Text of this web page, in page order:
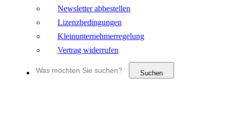
Newsletter abbestellen
Lizenzbedingungen
Kleinunternehmerregelung
Vertrag widerrufen